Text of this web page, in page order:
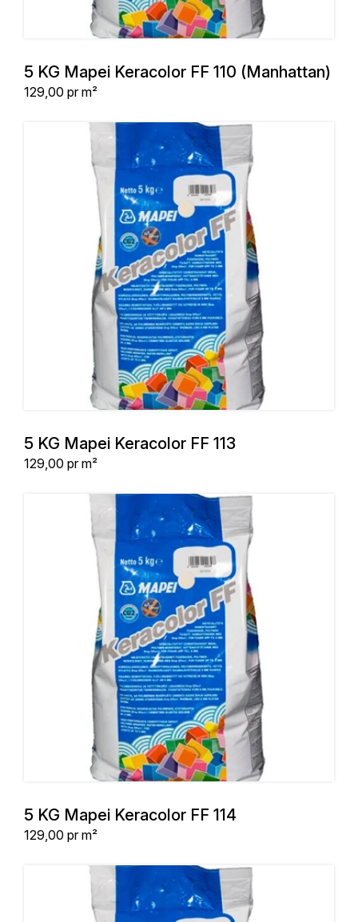
5 KG Mapei Keracolor FF 110 (Manhattan)
Stykpris
129,00 pr m²
5 KG Mapei Keracolor FF 113
Stykpris
129,00 pr m²
5 KG Mapei Keracolor FF 114
Stykpris
129,00 pr m²